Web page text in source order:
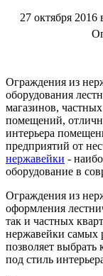
27 октября 2016
Ограждения из
оборудования
магазинов,
помещений,
интерьера
предприятий от
нержавейки -
оборудование в
Ограждения из
оформления
так и частных
нержавейки самых
позволяет
под стиль